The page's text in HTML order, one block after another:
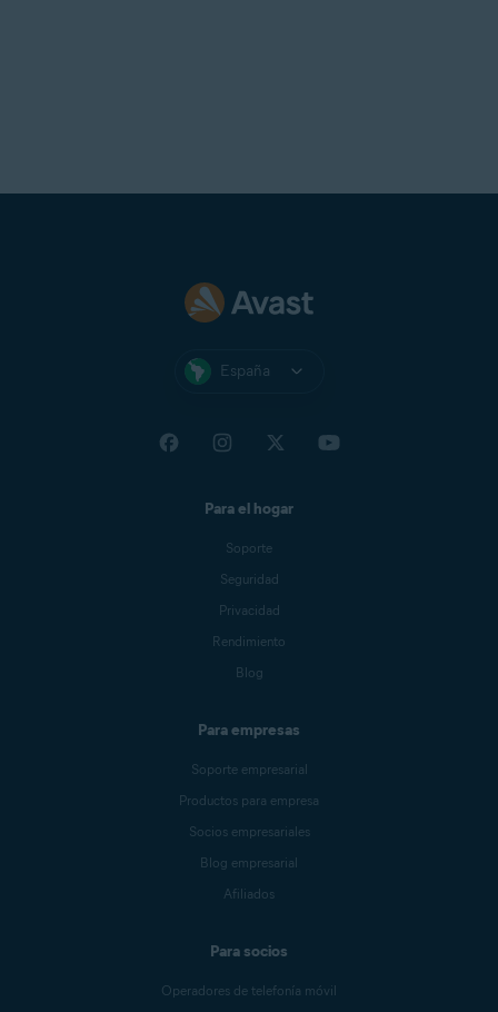
España
Para el hogar
Soporte
Seguridad
Privacidad
Rendimiento
Blog
Para empresas
Soporte empresarial
Productos para empresa
Socios empresariales
Blog empresarial
Afiliados
Para socios
Operadores de telefonía móvil